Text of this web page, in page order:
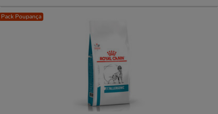
Pack Poupança